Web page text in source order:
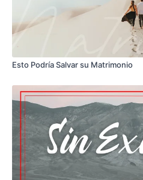
Esto Podría Salvar su Matrimonio